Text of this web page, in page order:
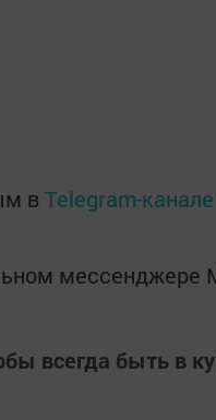
в Telegram-канале
мессенджере
всегда быть в